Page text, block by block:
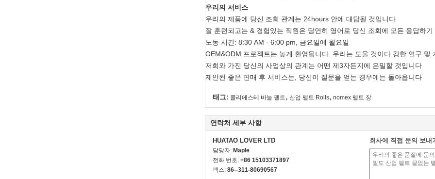
우리의 서비스
우리의 제품에 당신 조회 관계는 24hours 안에 대답될 것입니다
잘 훈련되고는 & 경험있는 직원은 당연히 영어로 당신 조회에 모든 응답하
노동 시간: 8:30 AM - 6:00 pm, 금요일에 월요일
OEM&ODM 프로젝트는 높게 환영됩니다. 우리는 도울 것이다 강한 연구 및
저희와 가진 당신의 사업상의 관계는 어떤 제3자든지에 은밀할 것입니다
제안된 좋은 판매 후 서비스는, 당신이 질문을 얻는 경우에는 돌아옵니다
태그: 폴리에스테 바늘 펠트, 산업 펠트 Rolls, nomex 펠트 장
연락처 세부 사항
HUATAO LOVER LTD
담당자: Maple
전화 번호: +86 15103371897
팩스: 86--311-80690567
회사에 직접 문의 보내